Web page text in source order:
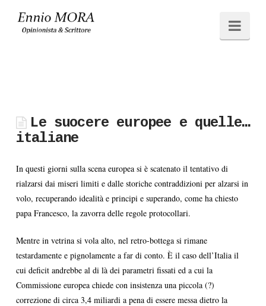
Ennio
Le suocere europee e quelle…
italiane
In questi giorni sulla scena europea si è scatenato il tentativo di
rialzarsi dai miseri limiti e dalle storiche contraddizioni per alzarsi in
volo, recuperando idealità e principi e superando, come ha chiesto
papa Francesco, la zavorra delle regole protocollari.
Mentre in vetrina si vola alto, nel retro-bottega si rimane
testardamente e pignolamente a far di conto. È il caso dell’Italia il
cui deficit andrebbe al di là dei parametri fissati ed a cui la
Commissione europea chiede con insistenza una piccola (?)
correzione di circa 3,4 miliardi a pena di essere messa dietro la